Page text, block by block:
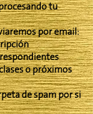
tu
por email:
o próximos
de spam por si